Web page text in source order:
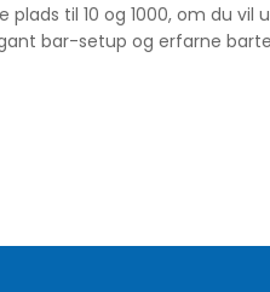
til 10 og 1000, om du
bar-setup og erfarne